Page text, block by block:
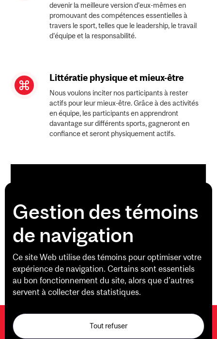
devenir la meilleure version d'eux-mêmes en
promouvant des compétences essentielles à
travers le sport, telles que le leadership, le travail
d'équipe et la responsabilité.
Littératie physique et mieux-être
Nous voulons inciter nos participants à rester
actifs pour leur mieux-être. Grâce à des activités
en équipe, les participants en apprendront
davantage sur différents sports, gagneront en
confiance et seront physiquement actifs.
Gestion des témoins
de navigation
Ce site Web utilise des témoins pour optimiser votre
expérience de navigation. Certains sont essentiels
au bon fonctionnement du site, alors que d’autres
servent à collecter des statistiques.
Tout refuser